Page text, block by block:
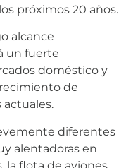
próximos 20 años.
alcance
un fuerte
doméstico y
de
actuales.
diferentes
alentadoras en
la flota de aviones